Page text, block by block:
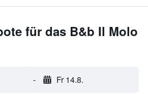
für das B&b Il Molo
- Fr 14.8.